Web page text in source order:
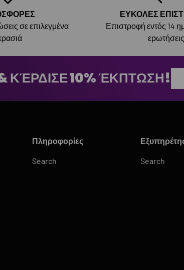
σε επιλεγμένα
ΕΥΚΟΛΕΣ
Επιστροφή εντός 14
ερωτήσεις
ΚΈΡΔΙΣΕ 10% ΈΚΠΤΩΣΗ!
Πληροφορίες
Search Search